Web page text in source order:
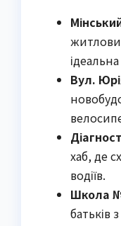
Вул.
хаб, де
водіїв.
Школа
батьків